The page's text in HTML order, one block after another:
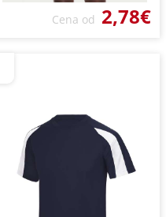
Cena od 2,78€